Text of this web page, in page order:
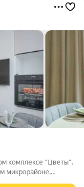
комплексе "Цветы".
микрорайоне,